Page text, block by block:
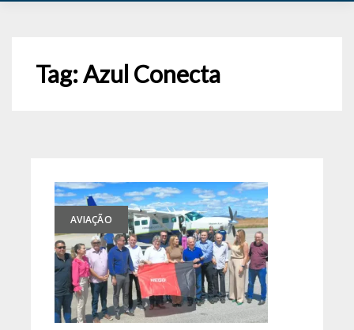
Tag:Azul Conecta
AVIAÇÃO